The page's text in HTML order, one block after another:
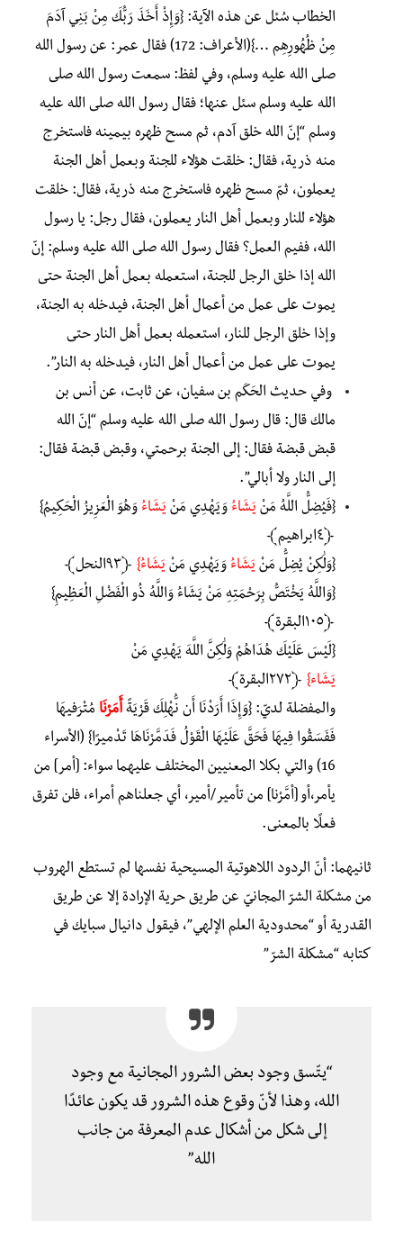
الخطاب سُئل عن هذه الآية‏:‏ {وَإِذْ أَخَذَ رَبُّكَ مِنْ بَنِي آدَمَ
مِنْ ظُهُورِهِم …}(‏الأعراف‏:‏ 172‏) فقال عمر‏:‏ عن رسول الله
صلى الله عليه وسلم، وفي لفظ‏:‏ سمعت رسول الله صلى
الله عليه وسلم سئل عنها؛ فقال رسول الله صلى الله عليه
وسلم “إنّ الله خلق آدم، ثم مسح ظهره بيمينه فاستخرج
منه ذرية، فقال‏:‏ خلقت هؤلاء للجنة وبعمل أهل الجنة
يعملون، ثمّ مسح ظهره فاستخرج منه ذرية، فقال‏:‏ خلقت
هؤلاء للنار وبعمل أهل النار يعملون‏‏، فقال رجل‏:‏ يا رسول
الله، ففيم العمل‏؟‏ فقال رسول الله صلى الله عليه وسلم‏:‏ ‏‏إنّ
الله إذا خلق الرجل للجنة، استعمله بعمل أهل الجنة حتى
يموت على عمل من أعمال أهل الجنة، فيدخله به الجنة،
وإذا خلق الرجل للنار، استعمله بعمل أهل النار حتى
يموت على عمل من أعمال أهل النار، فيدخله به النار‏”‏‏‏.‏
وفي حديث الحَكَم بن سفيان، عن ثابت، عن أنس بن
مالك قال‏:‏ قال رسول الله صلى الله عليه وسلم “إنّ الله
قبض قبضة فقال‏:‏ إلى الجنة برحمتي، وقبض قبضة فقال‏:‏
إلى النار ولا أبالي‏”‏‏‏.
{فَيُضِلُّ اللَّهُ مَنْ يَشَاءُ وَيَهْدِي مَنْ يَشَاءُ وَهُوَ الْعَزِيزُ الْحَكِيمُ}
﴿٤ابراهيم﴾
{وَلَٰكِنْ يُضِلُّ مَنْ يَشَاءُ وَيَهْدِي مَنْ يَشَاءُ} ﴿٩٣النحل﴾
{وَاللَّهُ يَخْتَصُّ بِرَحْمَتِهِ مَنْ يَشَاءُ وَاللَّهُ ذُو الْفَضْلِ الْعَظِيمِ}
﴿١٠٥البقرة﴾
{لَيْسَ عَلَيْكَ هُدَاهُمْ وَلَٰكِنَّ اللَّهَ يَهْدِي مَنْ
يَشَاء} ﴿٢٧٢البقرة﴾
والمفضلة لديّ: {وَإِذَا أَرَدْنَا أَن نُّهْلِكَ قَرْيَةً أَمَرْنَا مُتْرَفِيهَا
فَفَسَقُوا فِيهَا فَحَقَّ عَلَيْهَا الْقَوْلُ فَدَمَّرْنَاهَا تَدْمِيرًا} (الأسراء
16) والتي بكلا المعنيين المختلف عليهما سواء: [أمر] من
يأمر،أو [أمَّرْنا] من تأمير/أمير، أي جعلناهم أمراء، فلن تفرق
فعلًا بالمعنى.
ثانيهما: أنّ الردود اللاهوتية المسيحية نفسها لم تستطع الهروب
من مشكلة الشرّ المجانيّ عن طريق حرية الإرادة إلا عن طريق
القدرية أو “محدودية العلم الإلهي”، فيقول دانيال سبايك في
كتابه “مشكلة الشرّ”
“يتّسق وجود بعض الشرور المجانية مع وجود
الله، وهذا لأنّ وقوع هذه الشرور قد يكون عائدًا
إلى شكل من أشكال عدم المعرفة من جانب
الله”